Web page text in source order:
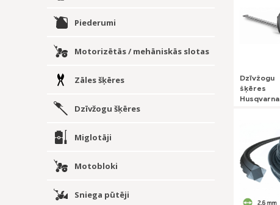
Piederumi
Motorizētās / mehāniskās slotas
Zāles šķēres
Dzīvžogu šķēres
Miglotāji
Motobloki
Sniega pūtēji
Dzīvžogu
šķēres
Husqvarna